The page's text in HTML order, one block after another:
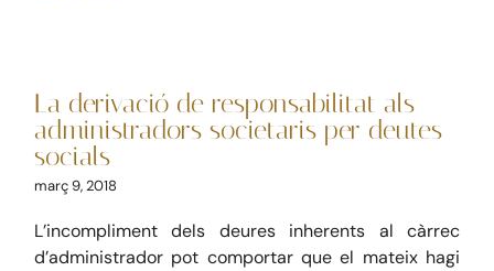
per deutes socials
Civil Mercantil
La derivació de responsabilitat als
administradors societaris per deutes
socials
març 9, 2018
L’incompliment dels deures inherents al càrrec
d’administrador pot comportar que el mateix hagi